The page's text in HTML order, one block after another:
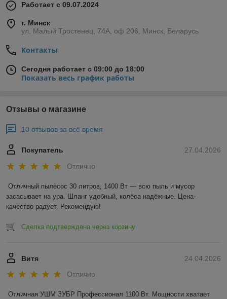
Работает с 09.07.2024
г. Минск
ул. Малый Тростенец, 74А, оф 206, Минск, Беларусь
Контакты
Сегодня работает с 09:00 до 18:00
Показать весь график работы
Отзывы о магазине
10 отзывов за всё время
27.04.2026
Покупатель
Отлично
Отличный пылесос 30 литров, 1400 Вт — всю пыль и мусор
засасывает на ура. Шланг удобный, колёса надёжные. Цена-
качество радует. Рекомендую!
Сделка подтверждена через корзину
24.04.2026
Витя
Отлично
Отличная УШМ ЗУБР Профессионал 1100 Вт. Мощности хватает